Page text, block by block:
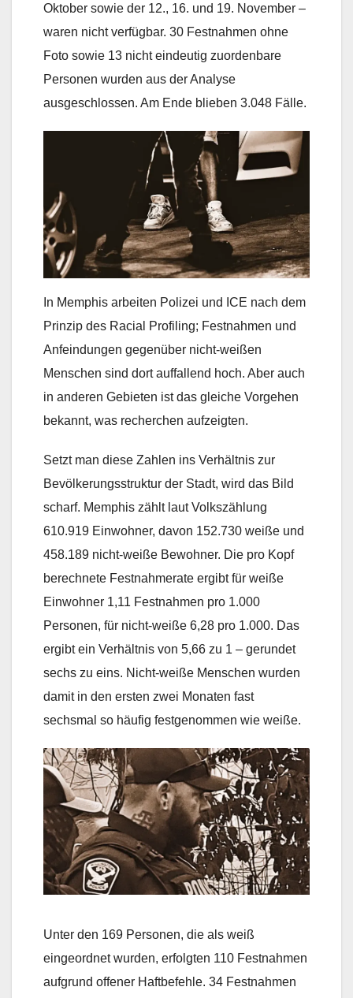
Oktober sowie der 12., 16. und 19. November –
waren nicht verfügbar. 30 Festnahmen ohne
Foto sowie 13 nicht eindeutig zuordenbare
Personen wurden aus der Analyse
ausgeschlossen. Am Ende blieben 3.048 Fälle.
In Memphis arbeiten Polizei und ICE nach dem
Prinzip des Racial Profiling; Festnahmen und
Anfeindungen gegenüber nicht-weißen
Menschen sind dort auffallend hoch. Aber auch
in anderen Gebieten ist das gleiche Vorgehen
bekannt, was recherchen aufzeigten.
Setzt man diese Zahlen ins Verhältnis zur
Bevölkerungsstruktur der Stadt, wird das Bild
scharf. Memphis zählt laut Volkszählung
610.919 Einwohner, davon 152.730 weiße und
458.189 nicht-weiße Bewohner. Die pro Kopf
berechnete Festnahmerate ergibt für weiße
Einwohner 1,11 Festnahmen pro 1.000
Personen, für nicht-weiße 6,28 pro 1.000. Das
ergibt ein Verhältnis von 5,66 zu 1 – gerundet
sechs zu eins. Nicht-weiße Menschen wurden
damit in den ersten zwei Monaten fast
sechsmal so häufig festgenommen wie weiße.
Unter den 169 Personen, die als weiß
eingeordnet wurden, erfolgten 110 Festnahmen
aufgrund offener Haftbefehle. 34 Festnahmen